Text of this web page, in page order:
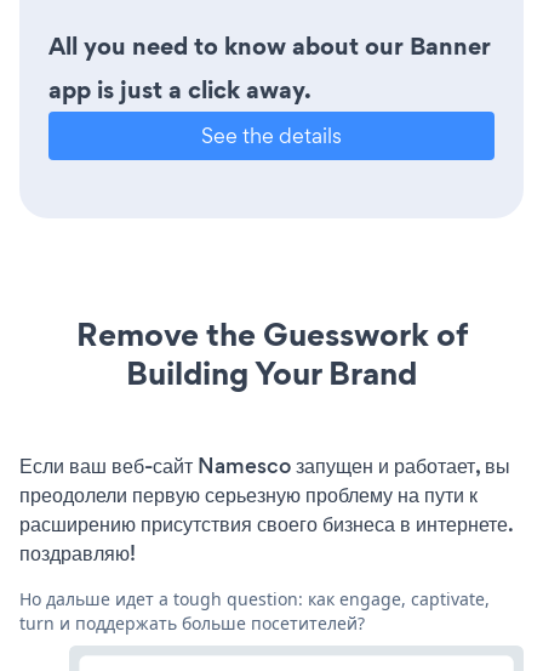
All you need to know about our Banner
app is just a click away.
See the details
Remove the Guesswork of
Building Your Brand
Если ваш веб-сайт Namesco запущен и работает, вы
преодолели первую серьезную проблему на пути к
расширению присутствия своего бизнеса в интернете.
поздравляю!
Но дальше идет a tough question: как engage, captivate,
turn и поддержать больше посетителей?